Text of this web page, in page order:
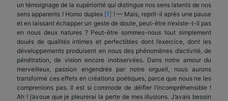
un témoignage de la supériorité qui distingue nos sens latents de nos
sens apparents ! Homo duplex [1] ! — Mais, reprit-il après une pause
et en laissant échapper un geste de doute, peut-être n’existe-t-il pas
en nous deux natures ? Peut-être sommes-nous tout simplement
doués de qualités intimes et perfectibles dont l’exercice, dont les
développements produisent en nous des phénomènes d’activité, de
pénétration, de vision encore inobservées. Dans notre amour du
merveilleux, passion engendrée par notre orgueil, nous aurons
transformé ces effets en créations poétiques, parce que nous ne les
comprenions pas. Il est si commode de déifier l’incompréhensible !
Ah ! j’avoue que je pleurerai la perte de mes illusions. J’avais besoin